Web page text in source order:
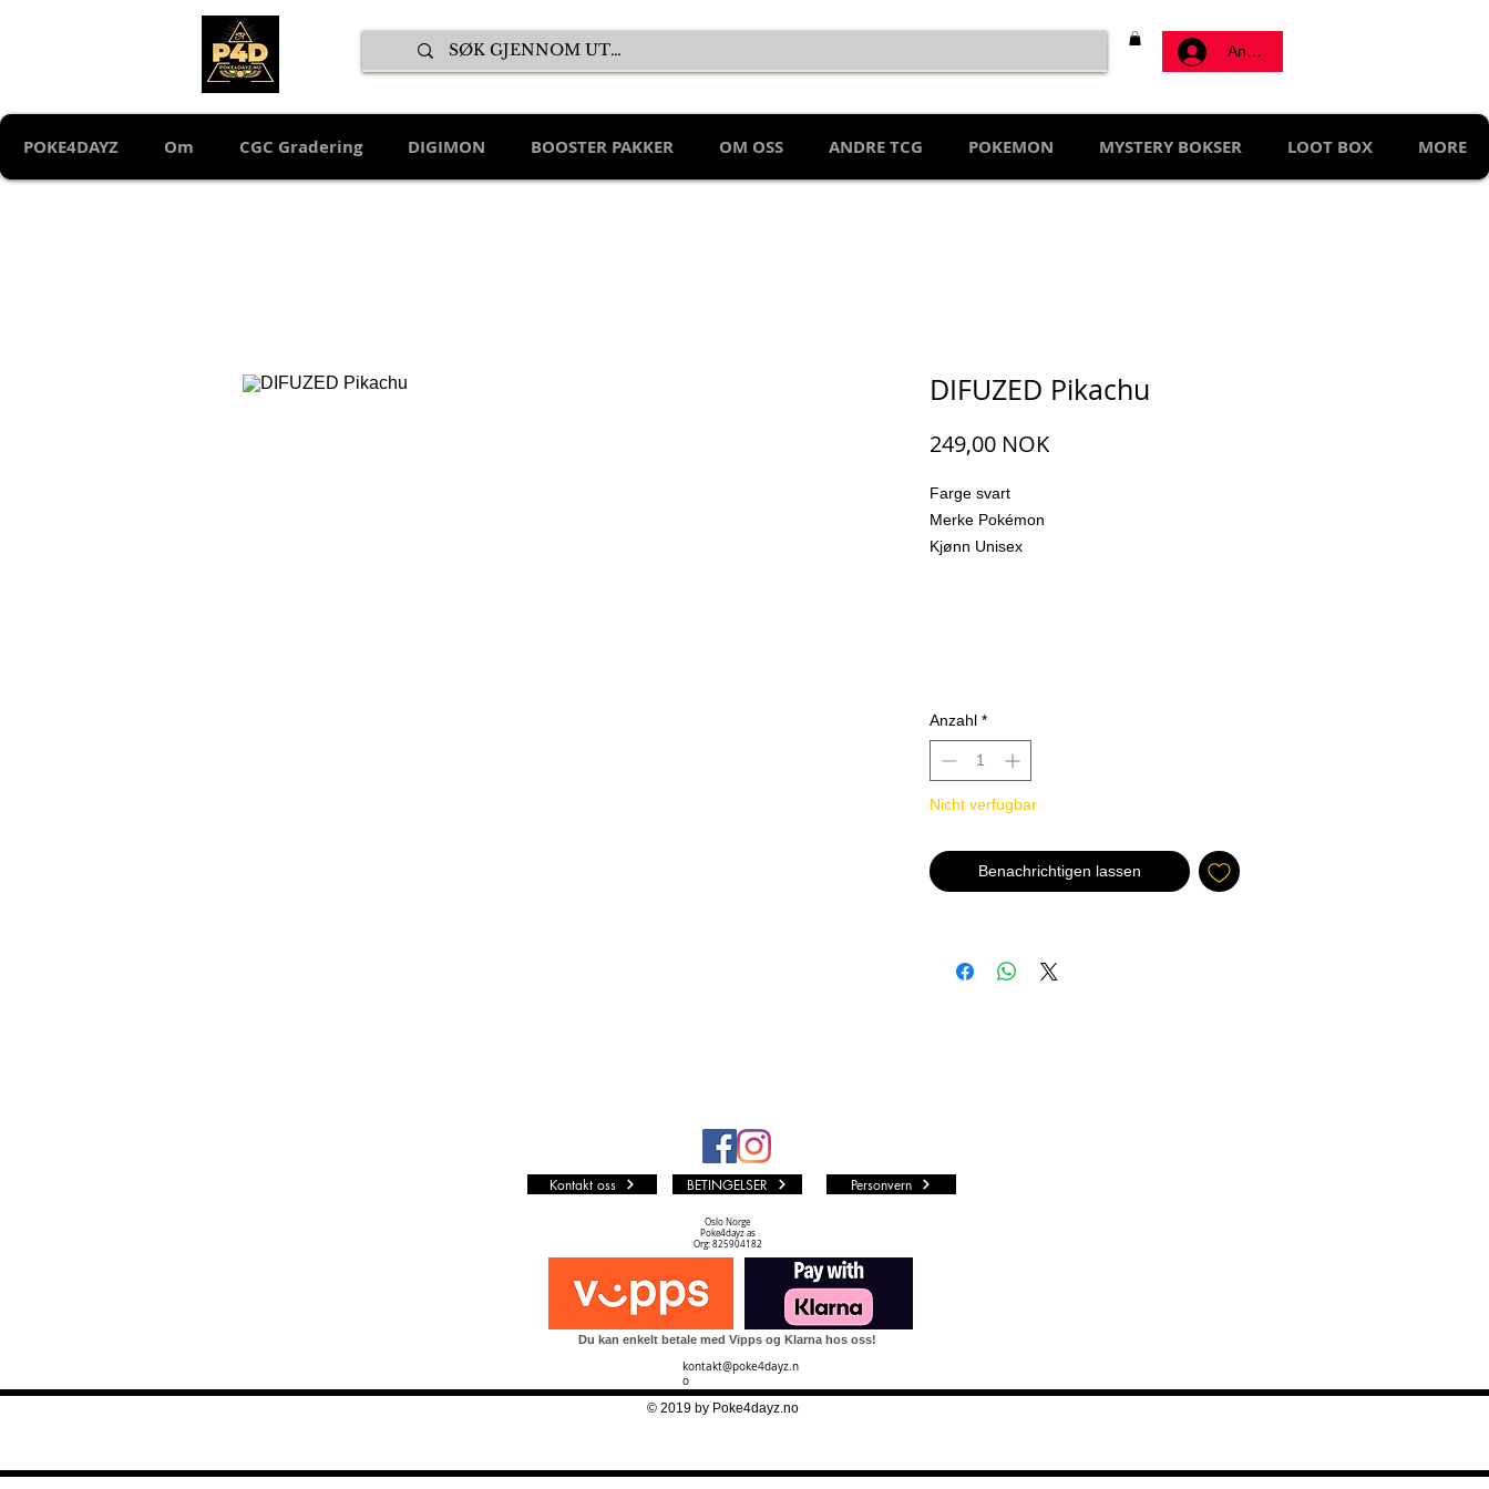
Anmelden
POKE4DAYZ Om CGC Gradering DIGIMON BOOSTER PAKKER OM OSS ANDRE TCG POKEMON MYSTERY BOKSER LOOT BOX MORE
DIFUZED Pikachu
249,00 NOKPreis
Farge svart
Merke Pokémon
Kjønn Unisex
Anzahl *
Nicht verfügbar
Benachrichtigen lassen
Kontakt oss BETINGELSER Personvern
Oslo Norge
Poke4dayz as
Org: 825904182
Du kan enkelt betale med Vipps og Klarna hos oss!
kontakt@poke4dayz.n
o
© 2019 by Poke4dayz.no